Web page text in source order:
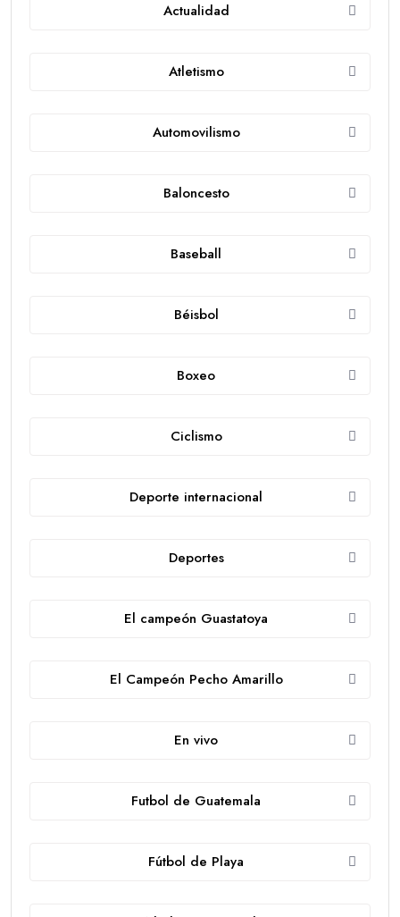
Actualidad
Atletismo
Automovilismo
Baloncesto
Baseball
Béisbol
Boxeo
Ciclismo
Deporte internacional
Deportes
El campeón Guastatoya
El Campeón Pecho Amarillo
En vivo
Futbol de Guatemala
Fútbol de Playa